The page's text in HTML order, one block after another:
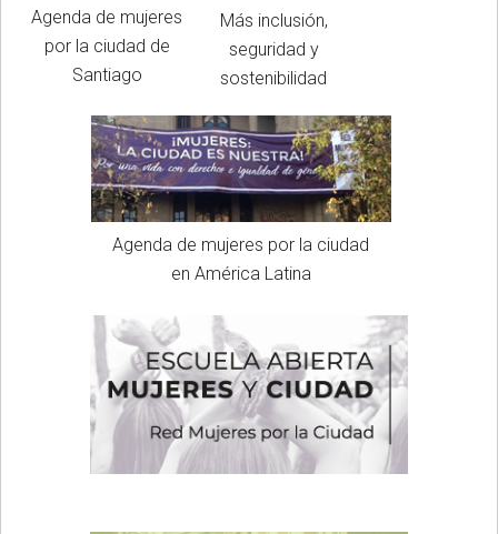
Agenda de mujeres
por la ciudad de
Santiago
Más inclusión,
seguridad y
sostenibilidad
Agenda de mujeres por la ciudad
en América Latina